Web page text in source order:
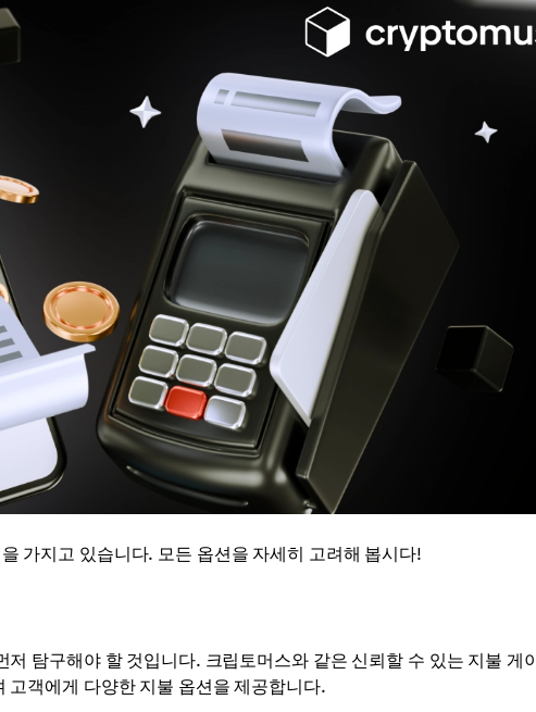
가지고 있습니다. 모든 옵션을 자세히 고려해 봅시다!
저 탐구해야 할 것입니다. 크립토머스와 같은 신뢰할 수 있는 지불 게
고객에게 다양한 지불 옵션을 제공합니다.